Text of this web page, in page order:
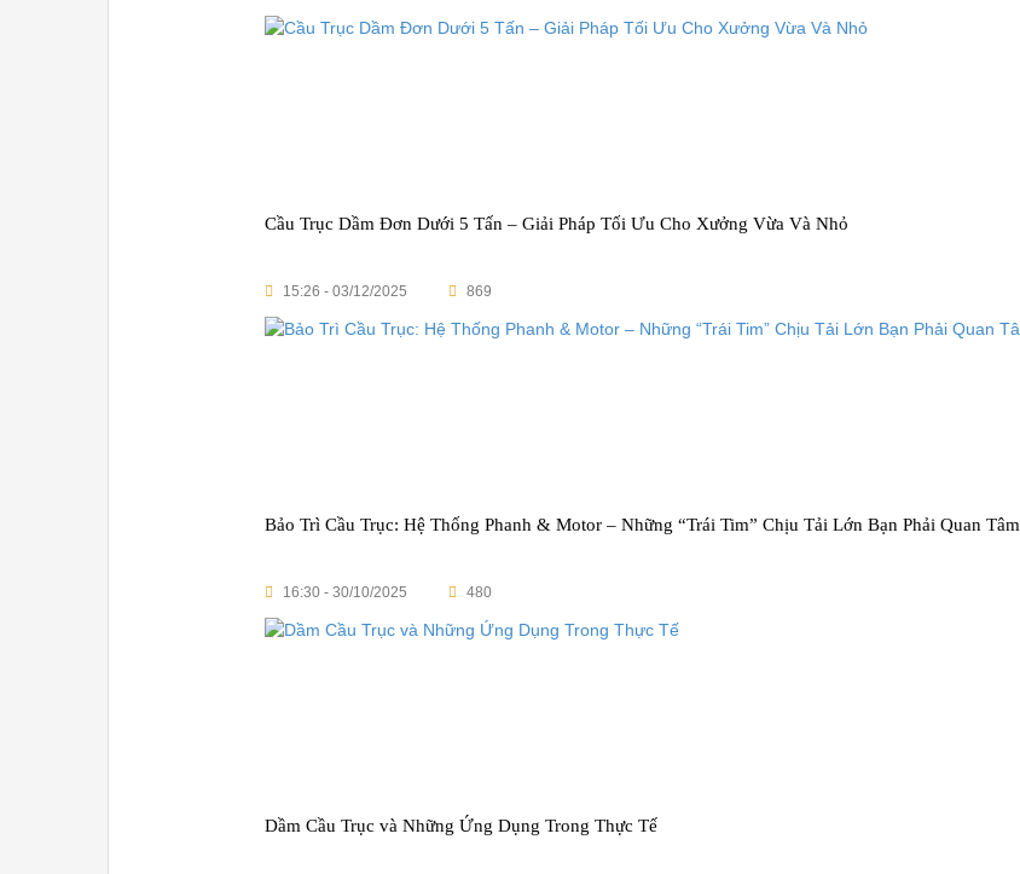
Cầu Trục Dầm Đơn Dưới 5 Tấn – Giải Pháp Tối Ưu Cho Xưởng Vừa Và Nhỏ
15:26 - 03/12/2025 869
Bảo Trì Cầu Trục: Hệ Thống Phanh & Motor – Những “Trái Tim” Chịu Tải Lớn Bạn Phải Quan Tâm
16:30 - 30/10/2025 480
Dầm Cầu Trục và Những Ứng Dụng Trong Thực Tế